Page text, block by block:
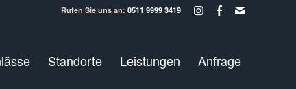
Rufen Sie uns an: 0511 9999 3419
Standorte Leistungen Anfrage